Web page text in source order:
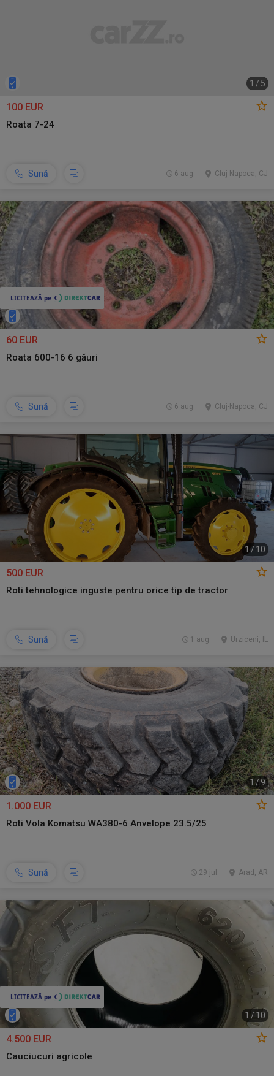
1 / 5
100 EUR
Roata 7-24
Sună Cluj-Napoca, CJ
6 aug.
60 EUR
Roata 600-16 6 găuri
Sună Cluj-Napoca, CJ
6 aug.
1 / 10
500 EUR
Roti tehnologice inguste pentru orice tip de tractor
Sună Urziceni, IL
1 aug.
1 /9
1.000 EUR
Roti Vola Komatsu WA380-6 Anvelope 23.5/25
Sună Arad, AR
29 jul.
1 / 10
4.500 EUR
Cauciucuri agricole